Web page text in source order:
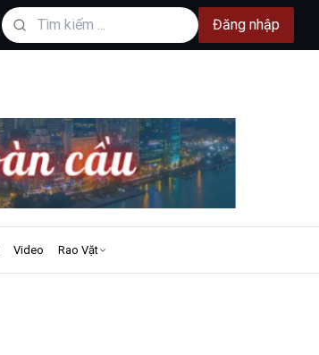
Đăng nhập
Video Rao Vặt